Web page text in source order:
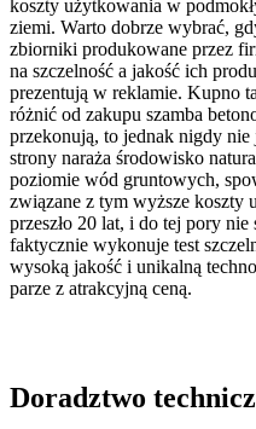
koszty użytkowania w
ziemi. Warto dobrze wybrać,
zbiorniki produkowane przez
na szczelność a jakość ich
prezentują w reklamie. Kupno
różnić od zakupu szamba
przekonują, to jednak nigdy
strony naraża środowisko
poziomie wód gruntowych,
związane z tym wyższe koszty
przeszło 20 lat, i do tej pory
faktycznie wykonuje test
wysoką jakość i unikalną
parze z atrakcyjną ceną.
Doradztwo